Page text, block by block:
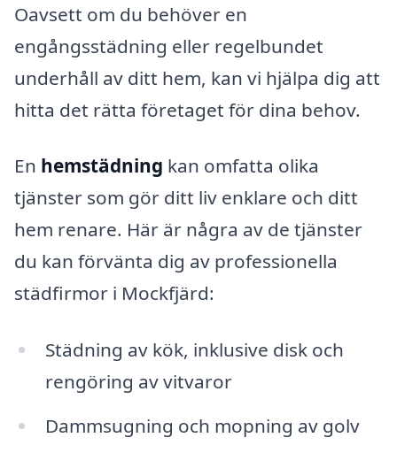
Oavsett om du behöver en
engångsstädning eller regelbundet
underhåll av ditt hem, kan vi hjälpa dig att
hitta det rätta företaget för dina behov.
En hemstädning kan omfatta olika
tjänster som gör ditt liv enklare och ditt
hem renare. Här är några av de tjänster
du kan förvänta dig av professionella
städfirmor i Mockfjärd:
Städning av kök, inklusive disk och
rengöring av vitvaror
Dammsugning och mopning av golv